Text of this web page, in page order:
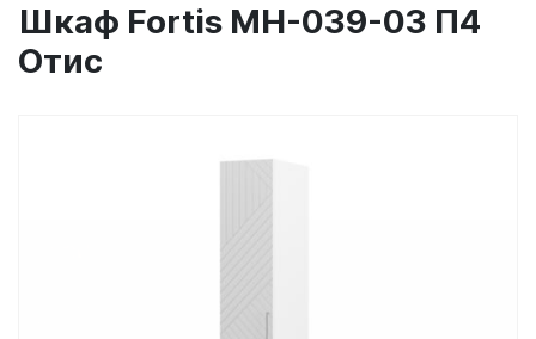
Шкаф Fortis МН-039-03 П4
Отис